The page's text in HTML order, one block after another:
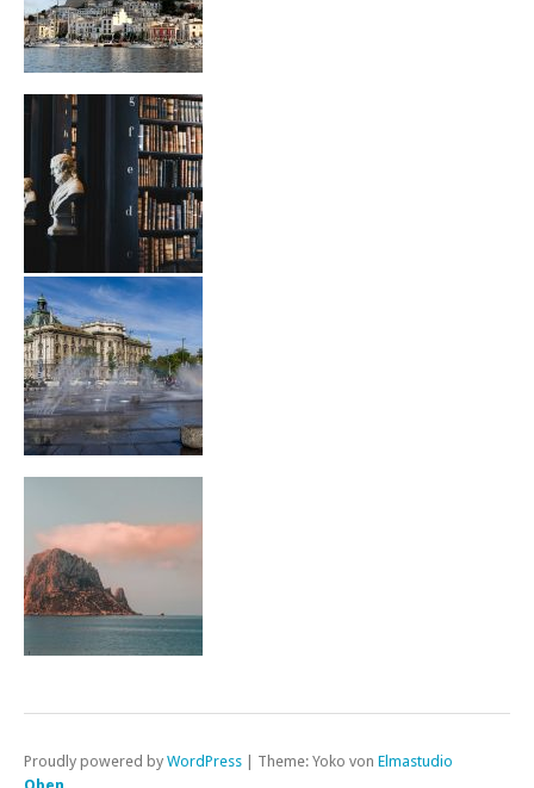
Proudly powered by WordPress Theme: Yoko von Elmastudio